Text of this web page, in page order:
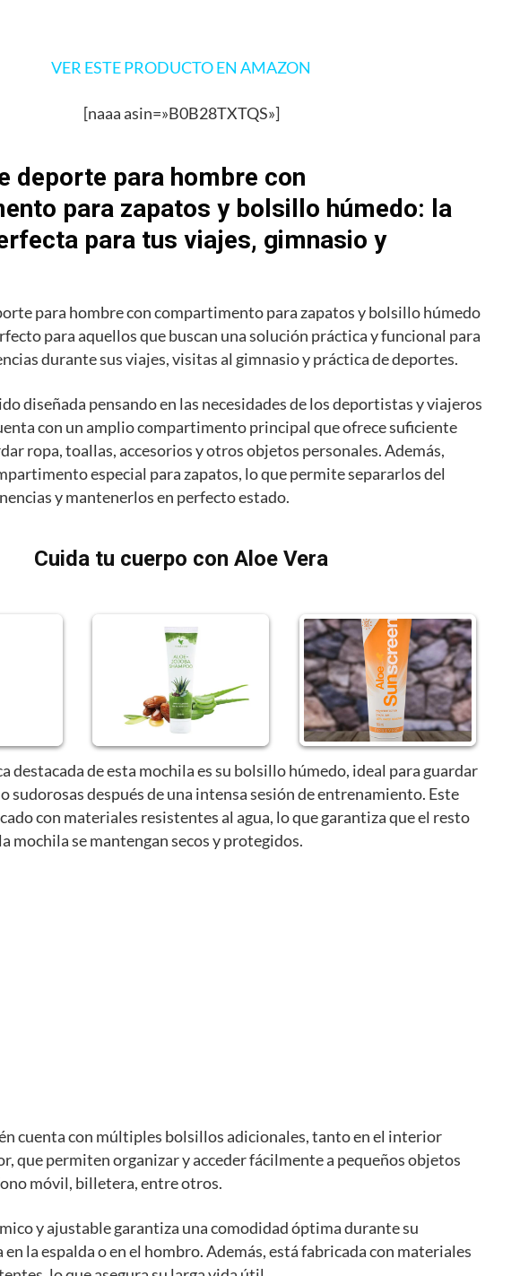
VER ESTE PRODUCTO EN AMAZON
[naaa asin=»B0B28TXTQS»]
deporte para hombre con
para zapatos y bolsillo húmedo: la
para tus viajes, gimnasio y
para hombre con compartimento para zapatos y bolsillo húmedo
para aquellos que buscan una solución práctica y funcional para
durante sus viajes, visitas al gimnasio y práctica de deportes.
diseñada pensando en las necesidades de los deportistas y viajeros
con un amplio compartimento principal que ofrece suficiente
ropa, toallas, accesorios y otros objetos personales. Además,
especial para zapatos, lo que permite separarlos del
y mantenerlos en perfecto estado.
Cuida tu cuerpo con Aloe Vera
destacada de esta mochila es su bolsillo húmedo, ideal para guardar
sudorosas después de una intensa sesión de entrenamiento. Este
con materiales resistentes al agua, lo que garantiza que el resto
mochila se mantengan secos y protegidos.
cuenta con múltiples bolsillos adicionales, tanto en el interior
que permiten organizar y acceder fácilmente a pequeños objetos
móvil, billetera, entre otros.
y ajustable garantiza una comodidad óptima durante su
la espalda o en el hombro. Además, está fabricada con materiales